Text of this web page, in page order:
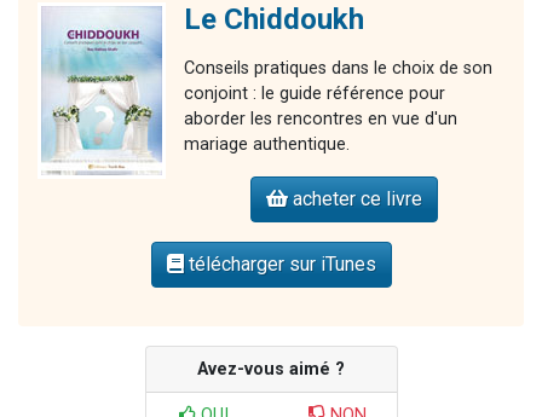
Le Chiddoukh
Conseils pratiques dans le choix de son
conjoint : le guide référence pour
aborder les rencontres en vue d'un
mariage authentique.
acheter ce livre
télécharger sur iTunes
Avez-vous aimé ?